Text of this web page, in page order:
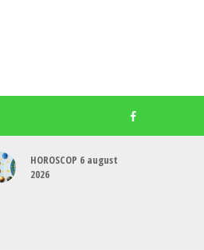
HOROSCOP 6 august
2026